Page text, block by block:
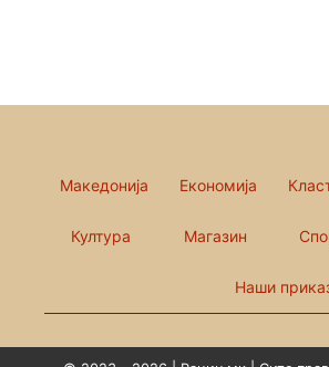
Македонија Економија
Култура Магазин
Наши